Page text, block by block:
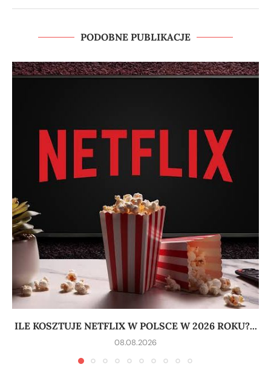
PODOBNE PUBLIKACJE
ILE KOSZTUJE NETFLIX W POLSCE W 2026 ROKU?...
08.08.2026